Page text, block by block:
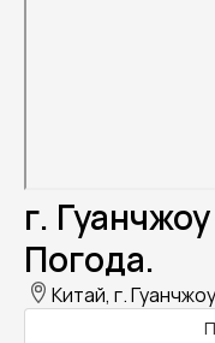
г.
Погода.
Китай, г.